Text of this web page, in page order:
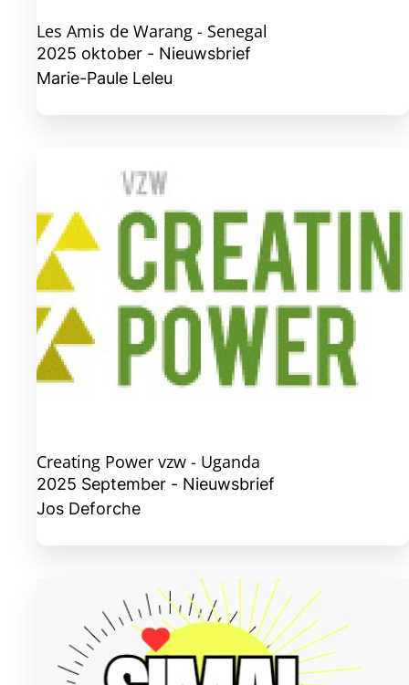
Les Amis de Warang - Senegal
2025 oktober - Nieuwsbrief
Marie-Paule Leleu
Creating Power vzw - Uganda
2025 September - Nieuwsbrief
Jos Deforche